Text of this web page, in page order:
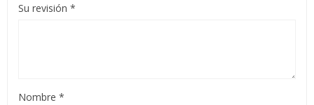
Su revisión *
Nombre *